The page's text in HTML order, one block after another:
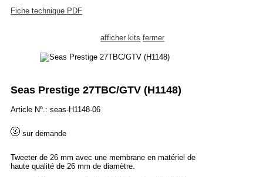
Fiche technique PDF
afficher kits fermer
Seas Prestige 27TBC/GTV (H1148)
Article Nº.: seas-H1148-06
sur demande
Tweeter de 26 mm avec une membrane en matériel de
haute qualité de 26 mm de diamètre.